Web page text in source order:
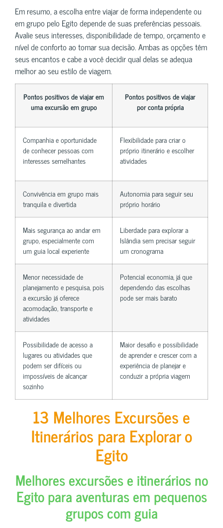
Em resumo, a escolha entre viajar de forma independente ou
em grupo pelo Egito depende de suas preferências pessoais.
Avalie seus interesses, disponibilidade de tempo, orçamento e
nível de conforto ao tomar sua decisão. Ambas as opções têm
seus encantos e cabe a você decidir qual delas se adequa
melhor ao seu estilo de viagem.
Pontos positivos de viajar em
uma excursão em grupo
Pontos positivos de viajar
por conta própria
Companhia e oportunidade
de conhecer pessoas com
interesses semelhantes
Flexibilidade para criar o
próprio itinerário e escolher
atividades
Convivência em grupo mais
tranquila e divertida
Autonomia para seguir seu
próprio horário
Mais segurança ao andar em
grupo, especialmente com
um guia local experiente
Liberdade para explorar a
Islândia sem precisar seguir
um cronograma
Menor necessidade de
planejamento e pesquisa, pois
a excursão já oferece
acomodação, transporte e
atividades
Potencial economia, já que
dependendo das escolhas
pode ser mais barato
Possibilidade de acesso a
lugares ou atividades que
podem ser difíceis ou
impossíveis de alcançar
sozinho
Maior desafio e possibilidade
de aprender e crescer com a
experiência de planejar e
conduzir a própria viagem
13 Melhores Excursões e
Itinerários para Explorar o
Egito
Melhores excursões e itinerários no
Egito para aventuras em pequenos
grupos com guia